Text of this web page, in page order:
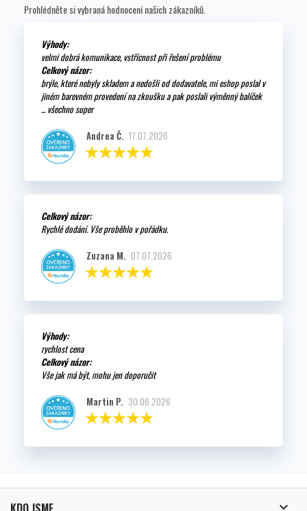
Prohlédněte si vybraná hodnocení našich zákazníků.
Výhody:
velmi dobrá komunikace, vstřícnost při řešení problému
Celkový názor:
brýle, které nebyly skladem a nedošli od dodavatele, mi eshop poslal v
jiném barevném provedení na zkoušku a pak poslali výměnný balíček
... všechno super
Andrea Č. 17.07.2026
Celkový názor:
Rychlé dodání. Vše proběhlo v pořádku.
Zuzana M. 07.07.2026
Výhody:
rychlost cena
Celkový názor:
Vše jak má být, mohu jen doporučit
Martin P. 30.06.2026
